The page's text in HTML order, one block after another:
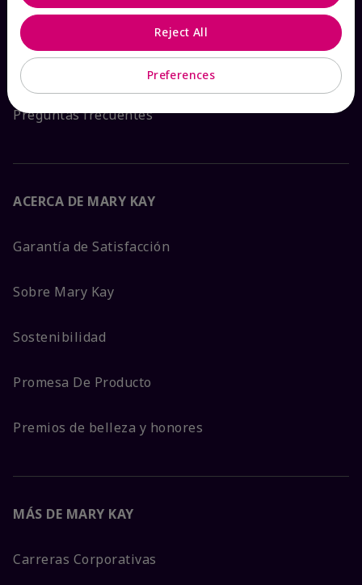
Contáctanos
Catálogos interactivos
Preguntas frecuentes
ACERCA DE MARY KAY
Garantía de Satisfacción
Sobre Mary Kay
Sostenibilidad
Promesa De Producto
Premios de belleza y honores
MÁS DE MARY KAY
Carreras Corporativas
Preferences
Reject All